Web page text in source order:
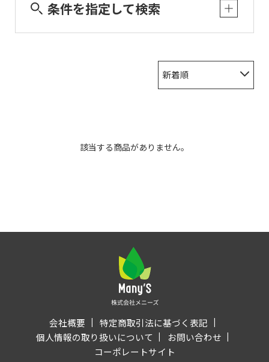
条件を指定して検索
新着順
該当する商品がありません。
会社概要
特定商取引法に基づく表記
個人情報の取り扱いについて
お問い合わせ
コーポレートサイト